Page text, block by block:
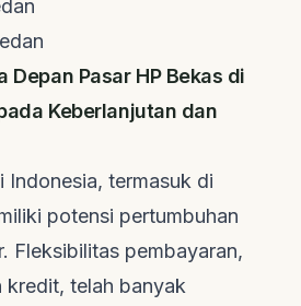
Depan Pasar HP Bekas di
Keberlanjutan dan
Indonesia, termasuk di
potensi pertumbuhan
Fleksibilitas pembayaran,
kredit, telah banyak